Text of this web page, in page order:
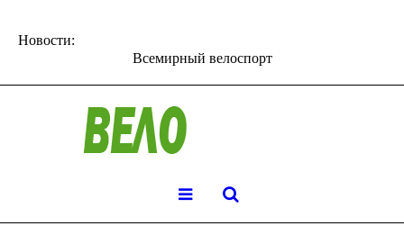
Новости:
Всемирный велоспорт